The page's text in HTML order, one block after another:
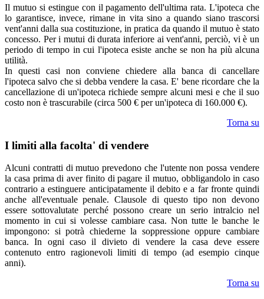
Il mutuo si estingue con il pagamento dell'ultima rata. L'ipoteca che
lo garantisce, invece, rimane in vita sino a quando siano trascorsi
vent'anni dalla sua costituzione, in pratica da quando il mutuo è stato
concesso. Per i mutui di durata inferiore ai vent'anni, perciò, vi è un
periodo di tempo in cui l'ipoteca esiste anche se non ha più alcuna
utilità.
In questi casi non conviene chiedere alla banca di cancellare
l'ipoteca salvo che si debba vendere la casa. E' bene ricordare che la
cancellazione di un'ipoteca richiede sempre alcuni mesi e che il suo
costo non è trascurabile (circa 500 € per un'ipoteca di 160.000 €).
Torna su
I limiti alla facolta' di vendere
Alcuni contratti di mutuo prevedono che l'utente non possa vendere
la casa prima di aver finito di pagare il mutuo, obbligandolo in caso
contrario a estinguere anticipatamente il debito e a far fronte quindi
anche all'eventuale penale. Clausole di questo tipo non devono
essere sottovalutate perché possono creare un serio intralcio nel
momento in cui si volesse cambiare casa. Non tutte le banche le
impongono: si potrà chiederne la soppressione oppure cambiare
banca. In ogni caso il divieto di vendere la casa deve essere
contenuto entro ragionevoli limiti di tempo (ad esempio cinque
anni).
Torna su